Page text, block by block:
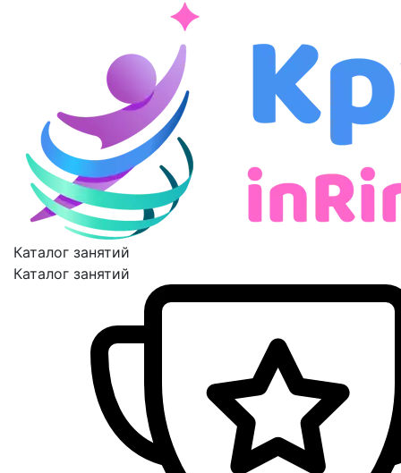
Каталог занятий
Каталог занятий